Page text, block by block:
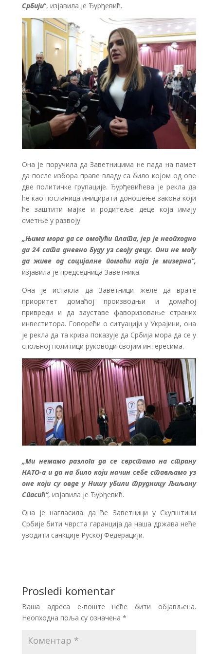
Србији“, изјавила је Ђурђевић.
Она је поручила да Заветницима не пада на памет
да после избора праве владу са било којом од ове
две политичке групације. Ђурђевићева је рекла да
ће као посланица иницирати доношење закона који
ће заштити мајке и родитеље деце која имају
сметње у развоју.
„Њима мора да се омогући плата, јер је неопходно
да 24 сата дневно буду уз своју децу. Они не могу
да живе од социјалне помоћи која је мизерна“,
изјавила је председница Заветника.
Она је истакла да Заветници желе да врате
приоритет домаћој производњи и домаћој
привреди и да зауставе фаворизовање страних
инвеститора. Говорећи о ситуацији у Украјини, она
је рекла да та криза показује да Србија мора да се у
спољној политици руководи својим интересима.
„Ми немамо разлога да се сврстамо на страну
НАТО-а и да на било који начин себе стављамо уз
оне који су овде у Нишу убили трудницу Љиљану
Спасић“, изјавила је Ђурђевић.
Она је нагласила да ће Заветници у Скупштини
Србије бити чврста гаранција да наша држава неће
уводити санкције Руској Федерацији.
Prosledi komentar
Ваша адреса е-поште неће бити објављена.
Неопходна поља су означена *